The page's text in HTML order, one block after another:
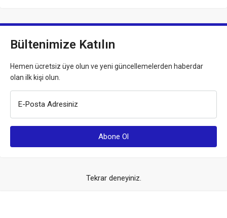
Bültenimize Katılın
Hemen ücretsiz üye olun ve yeni güncellemelerden haberdar
olan ilk kişi olun.
E-Posta Adresiniz
Tekrar deneyiniz.